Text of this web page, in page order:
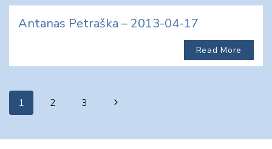
Antanas Petraška – 2013-04-17
Read More
Page
1 2 3
Next